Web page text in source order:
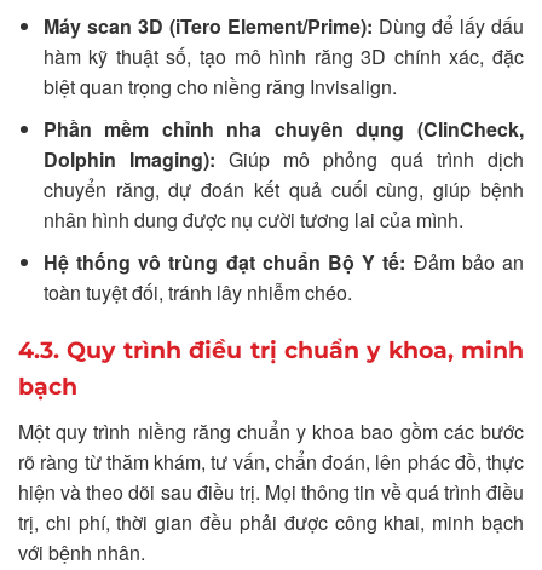
Máy scan 3D (iTero Element/Prime): Dùng để lấy dấu
hàm kỹ thuật số, tạo mô hình răng 3D chính xác, đặc
biệt quan trọng cho niềng răng Invisalign.
Phần mềm chỉnh nha chuyên dụng (ClinCheck,
Dolphin Imaging): Giúp mô phỏng quá trình dịch
chuyển răng, dự đoán kết quả cuối cùng, giúp bệnh
nhân hình dung được nụ cười tương lai của mình.
Hệ thống vô trùng đạt chuẩn Bộ Y tế: Đảm bảo an
toàn tuyệt đối, tránh lây nhiễm chéo.
4.3. Quy trình điều trị chuẩn y khoa, minh
bạch
Một quy trình niềng răng chuẩn y khoa bao gồm các bước
rõ ràng từ thăm khám, tư vấn, chẩn đoán, lên phác đồ, thực
hiện và theo dõi sau điều trị. Mọi thông tin về quá trình điều
trị, chi phí, thời gian đều phải được công khai, minh bạch
với bệnh nhân.